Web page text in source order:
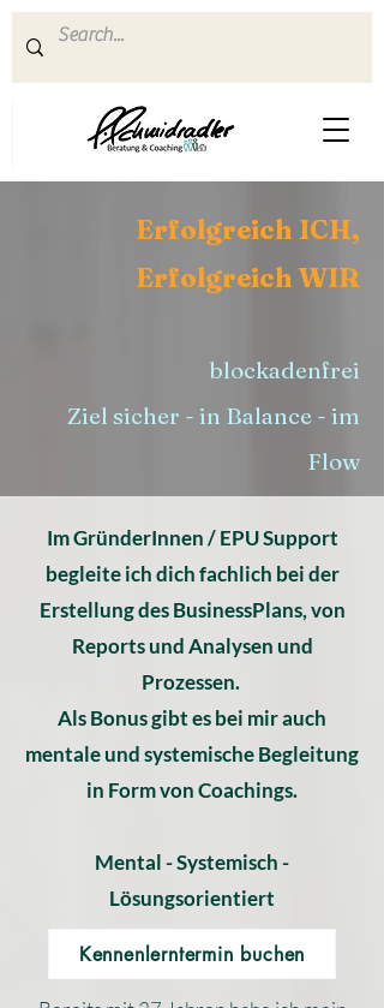
Erfolgreich ICH,
Erfolgreich WIR
blockadenfrei
Ziel sicher - in Balance - im
Flow
Im GründerInnen / EPU Support
begleite ich dich fachlich bei der
Erstellung des BusinessPlans, von
Reports und Analysen und
Prozessen.
Als Bonus gibt es bei mir auch
mentale und systemische Begleitung
in Form von Coachings.
Mental - Systemisch -
Lösungsorientiert
Kennenlerntermin buchen